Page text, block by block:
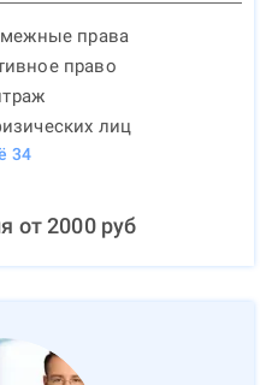
права
право
лиц
34
от2000руб